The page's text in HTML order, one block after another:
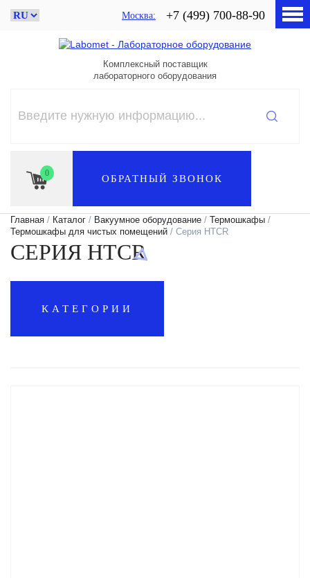
Москва +7 (499) 700-88-90
Комплексный поставщик
лабораторного оборудования
0 ОБРАТНЫЙ ЗВОНОК
Главная / Каталог / Вакуумное оборудование / Термошкафы /
Термошкафы для чистых помещений / Серия HTCR
СЕРИЯ HTCR
КАТЕГОРИИ